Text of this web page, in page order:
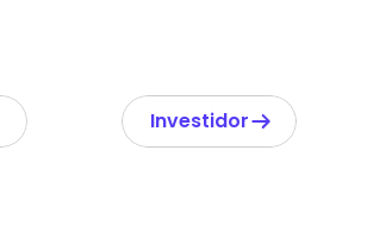
Investidor